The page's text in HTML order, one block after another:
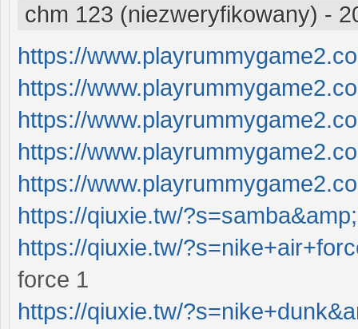
chm 123 (niezweryfikowany) -
https://
https://
https://
https://
https://
https://qiuxie.tw/
https://qiuxie.tw/
force 1
https://qiuxie.tw/